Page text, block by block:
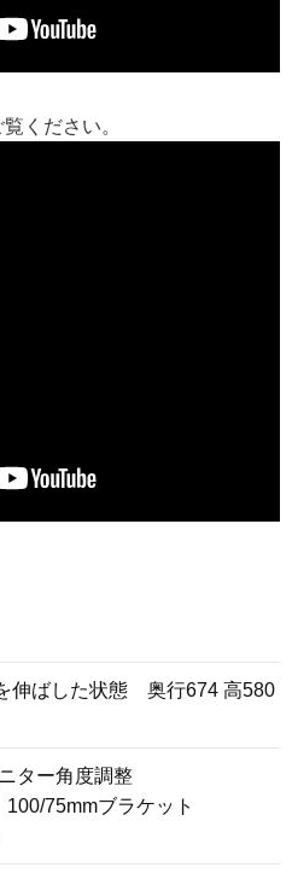
ください。
伸ばした状態 奥行674 高580
ター角度調整
75mmブラケット